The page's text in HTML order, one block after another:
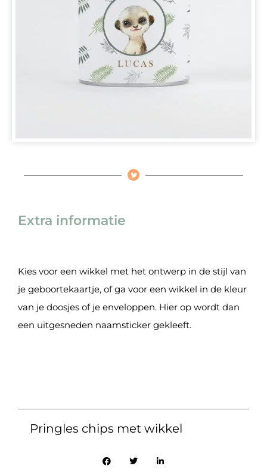
Extra informatie
Kies voor een wikkel met het ontwerp in de stijl van
je geboortekaartje, of ga voor een wikkel in de kleur
van je doosjes of je enveloppen. Hier op wordt dan
een uitgesneden naamsticker gekleeft.
Pringles chips met wikkel